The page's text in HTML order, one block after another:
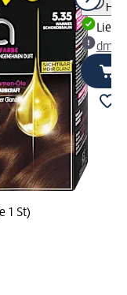
1 St)
dm